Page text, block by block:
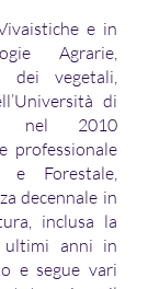
e in
Agrarie,
dei vegetali,
di
nel 2010
professionale
Forestale,
decennale in
inclusa la
ultimi anni in
e segue vari